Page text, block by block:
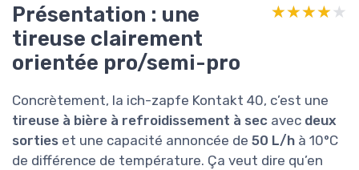
Présentation : une
tireuse clairement
orientée pro/semi-pro
★★★★★
★★★★★
Concrètement, la ich-zapfe Kontakt 40, c’est une
tireuse à bière à refroidissement à sec avec deux
sorties et une capacité annoncée de 50 L/h à 10°C
de différence de température. Ça veut dire qu’en